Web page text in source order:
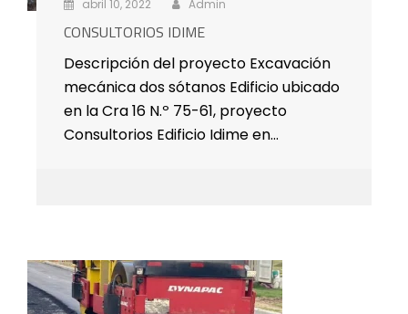
abril 10, 2022 Admin
CONSULTORIOS IDIME
Descripción del proyecto Excavación
mecánica dos sótanos Edificio ubicado
en la Cra 16 N.º 75-61, proyecto
Consultorios Edificio Idime en…